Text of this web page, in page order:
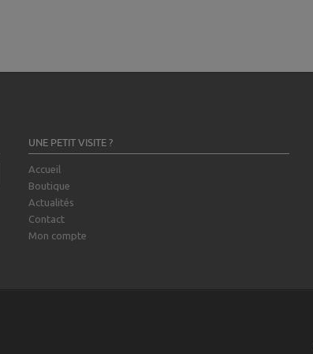
UNE PETIT VISITE ?
Accueil
Boutique
Actualités
Contact
Mon compte